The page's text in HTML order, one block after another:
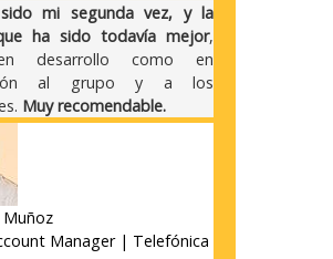
mi segunda vez, y la
ha sido todavía mejor,
desarrollo como en
al grupo y a los
Muy recomendable.
Manager | Telefónica